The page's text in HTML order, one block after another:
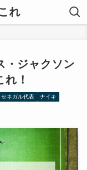
れ
・ジャクソン
！
セネガル代表 ナイキ